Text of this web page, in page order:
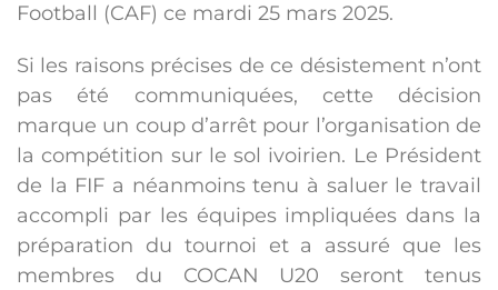
Football (CAF) ce mardi 25 mars 2025.
Si les raisons précises de ce désistement n’ont
pas été communiquées, cette décision
marque un coup d’arrêt pour l’organisation de
la compétition sur le sol ivoirien. Le Président
de la FIF a néanmoins tenu à saluer le travail
accompli par les équipes impliquées dans la
préparation du tournoi et a assuré que les
membres du COCAN U20 seront tenus